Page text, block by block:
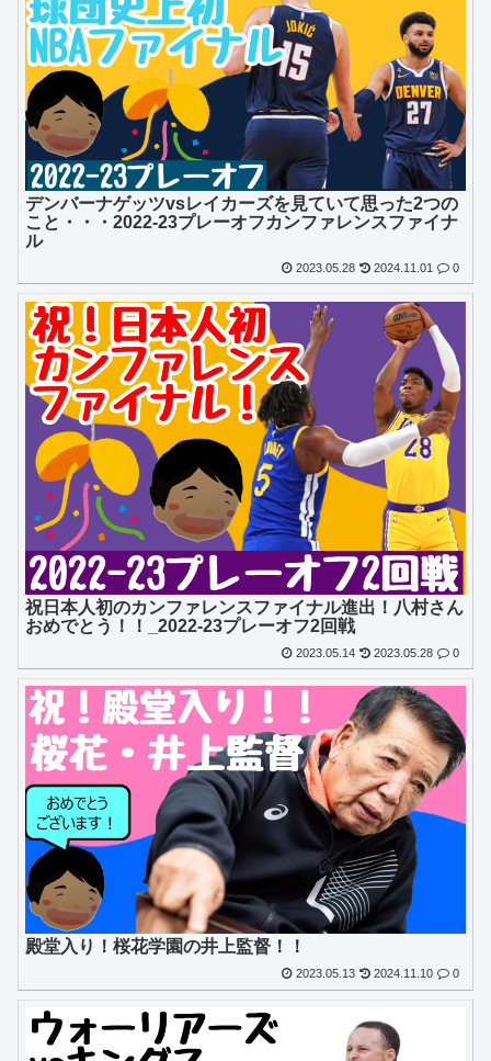
デンバーナゲッツvsレイカーズを見ていて思った2つの
こと・・・2022-23プレーオフカンファレンスファイナ
ル
2023.05.28 2024.11.01 0
祝日本人初のカンファレンスファイナル進出！八村さん
おめでとう！！_2022-23プレーオフ2回戦
2023.05.14 2023.05.28 0
殿堂入り！桜花学園の井上監督！！
2023.05.13 2024.11.10 0